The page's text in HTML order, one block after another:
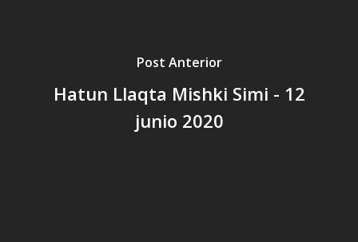
Post Anterior
Hatun Llaqta Mishki Simi - 12
junio 2020